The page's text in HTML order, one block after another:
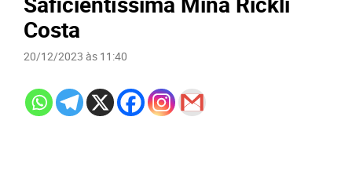
Costa
20/12/2023 às 11:40